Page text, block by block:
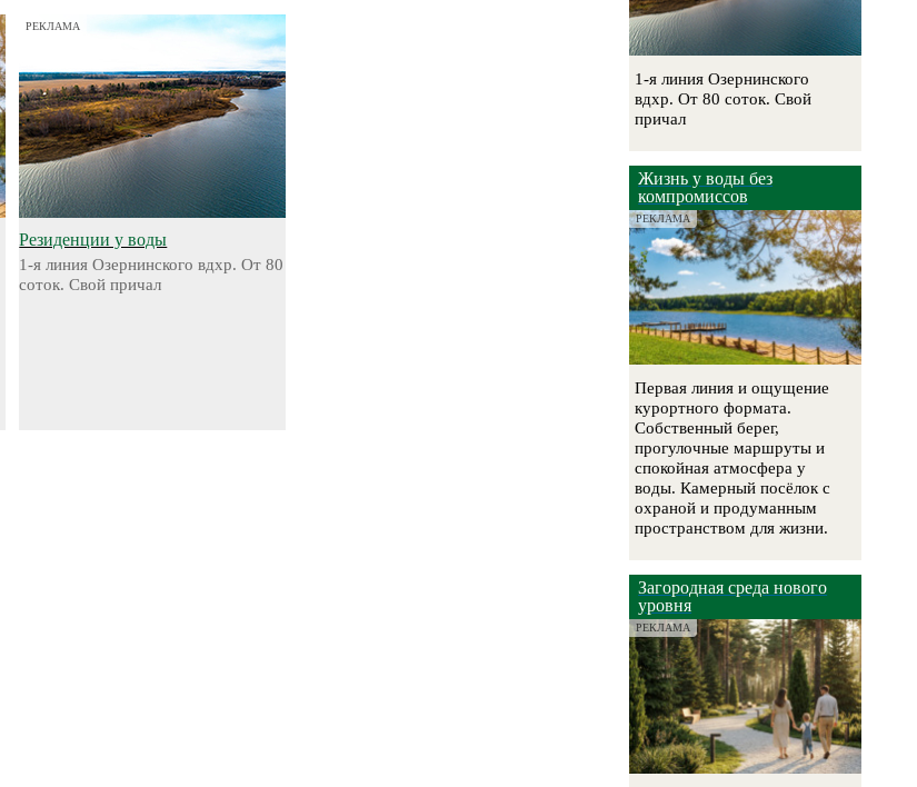
РЕКЛАМА
Резиденции у воды
1-я линия Озернинского вдхр. От 80
соток. Свой причал
1-я линия Озернинского
вдхр. От 80 соток. Свой
причал
Жизнь у воды без
компромиссов
РЕКЛАМА
Первая линия и ощущение
курортного формата.
Собственный берег,
прогулочные маршруты и
спокойная атмосфера у
воды. Камерный посёлок с
охраной и продуманным
пространством для жизни.
Загородная среда нового
уровня
РЕКЛАМА